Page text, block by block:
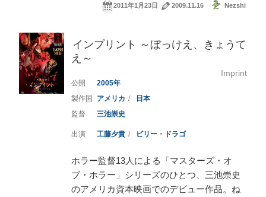
2011年1月23日 2009.11.16 Nezshi
インプリント ～ぼっけえ、きょうて
え～
Imprint
2005
アメリカ
日本
三池崇史
工藤夕貴 ビリー・ドラゴ
ホラー監督13人による「マスターズ・オ
ブ・ホラー」シリーズのひとつ、三池崇史
のアメリカ資本映画でのデビュー作品。ね